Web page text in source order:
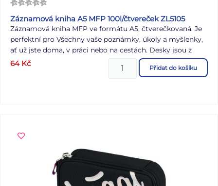
Záznamová kniha A5 MFP 100l/čtvereček ZL5105
Záznamová kniha MFP ve formátu A5, čtverečkovaná. Je
perfektní pro Všechny vaše poznámky, úkoly a myšlenky,
ať už jste doma, v práci nebo na cestách. Desky jsou z
pevného lepeného kartonu, který je pokryt laminem.
Vazba V8, známá svou mimořádnou pevností, zajistí, že
64 Kč Přidat do košíku